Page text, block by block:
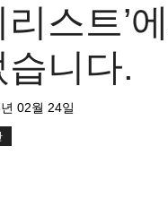
리스트’
습니다.
02월 24일